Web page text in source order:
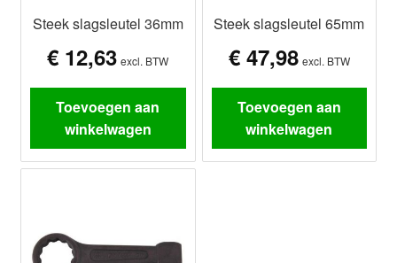
Steek slagsleutel 36mm
€ 12,63 excl. BTW
Toevoegen aan
winkelwagen
Steek slagsleutel 65mm
€47,98 excl. BTW
Toevoegen aan
winkelwagen